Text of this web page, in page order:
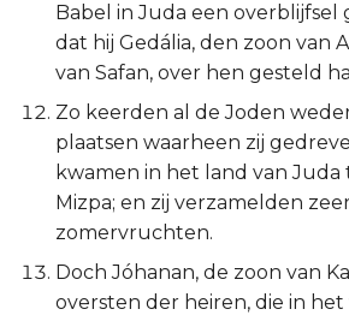
Babel in Juda een overblijfsel
dat hij Gedália, den zoon van
van Safan, over hen gesteld
Zo keerden al de Joden
plaatsen waarheen zij
kwamen in het land van Juda
Mizpa; en zij verzamelden
zomervruchten.
Doch Jóhanan, de zoon van
oversten der heiren, die in